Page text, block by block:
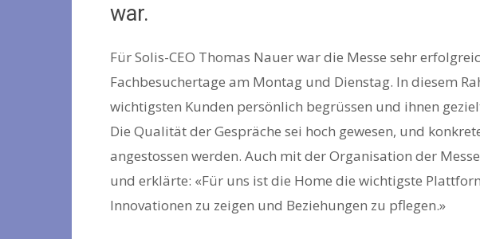
war.
Für Solis-CEO Thomas Nauer war die Messe sehr
Fachbesuchertage am Montag und Dienstag. In diesem
wichtigsten Kunden persönlich begrüssen und ihnen
Die Qualität der Gespräche sei hoch gewesen, und
angestossen werden. Auch mit der Organisation der
und erklärte: «Für uns ist die Home die wichtigste
Innovationen zu zeigen und Beziehungen zu pflegen.»